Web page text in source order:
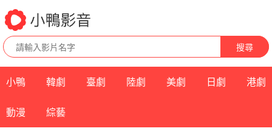
搜尋
小鴨 韓劇 臺劇 陸劇 美劇 日劇 港劇
動漫 綜藝